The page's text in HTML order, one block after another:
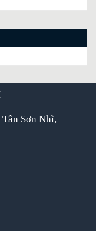
Sơn Nhì,